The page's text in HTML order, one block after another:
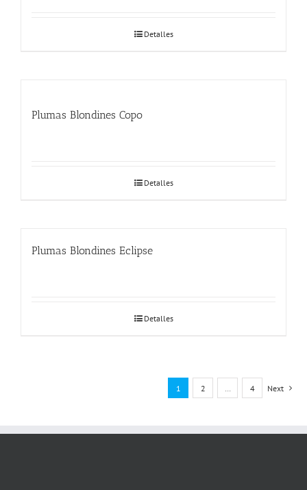
Detalles
Plumas Blondines Copo
Detalles
Plumas Blondines Eclipse
Detalles
1 2 4 Next